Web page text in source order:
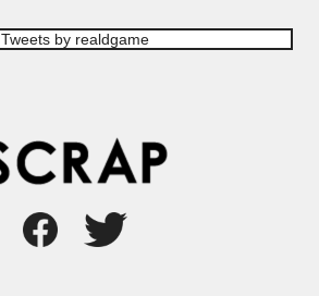
Tweets by realdgame